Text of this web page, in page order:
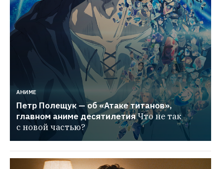
АНИМЕ
Петр Полещук — об «Атаке титанов»,
главном аниме десятилетияЧто не так
с новой частью?